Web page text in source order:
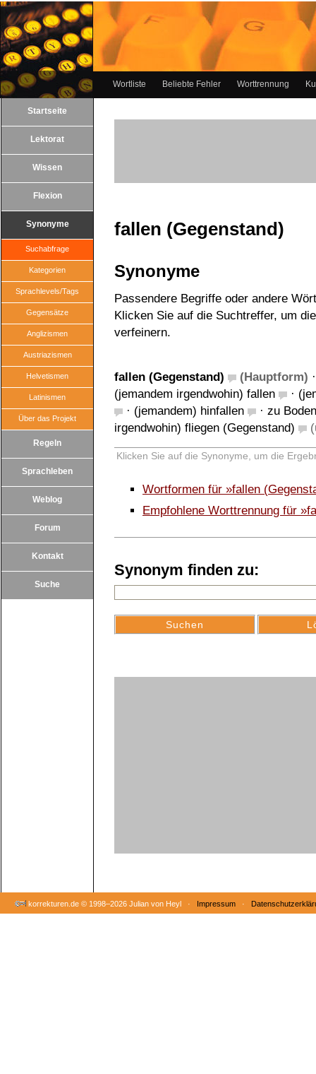
Wortliste Beliebte Fehler Worttrennung
Startseite
Lektorat
Wissen
Flexion
Synonyme
Suchabfrage
Kategorien
Sprachlevels/Tags
Gegensätze
Anglizismen
Austriazismen
Helvetismen
Latinismen
Über das Projekt
Regeln
Sprachleben
Weblog
Forum
Kontakt
Suche
fallen (Gegenstand)
Synonyme
Passendere Begriffe oder andere
Klicken Sie auf die Suchtreffer, um
verfeinern.
fallen (Gegenstand) (Hauptform)
(jemandem irgendwohin) fallen
·
· (jemandem) hinfallen · zu
irgendwohin) fliegen (Gegenstand)
Klicken Sie auf die Synonyme, um die
Wortformen für »fallen
Empfohlene Worttrennung für
Synonym finden zu:
korrekturen.de © 1998–2026 Julian von Heyl · Impressum ·